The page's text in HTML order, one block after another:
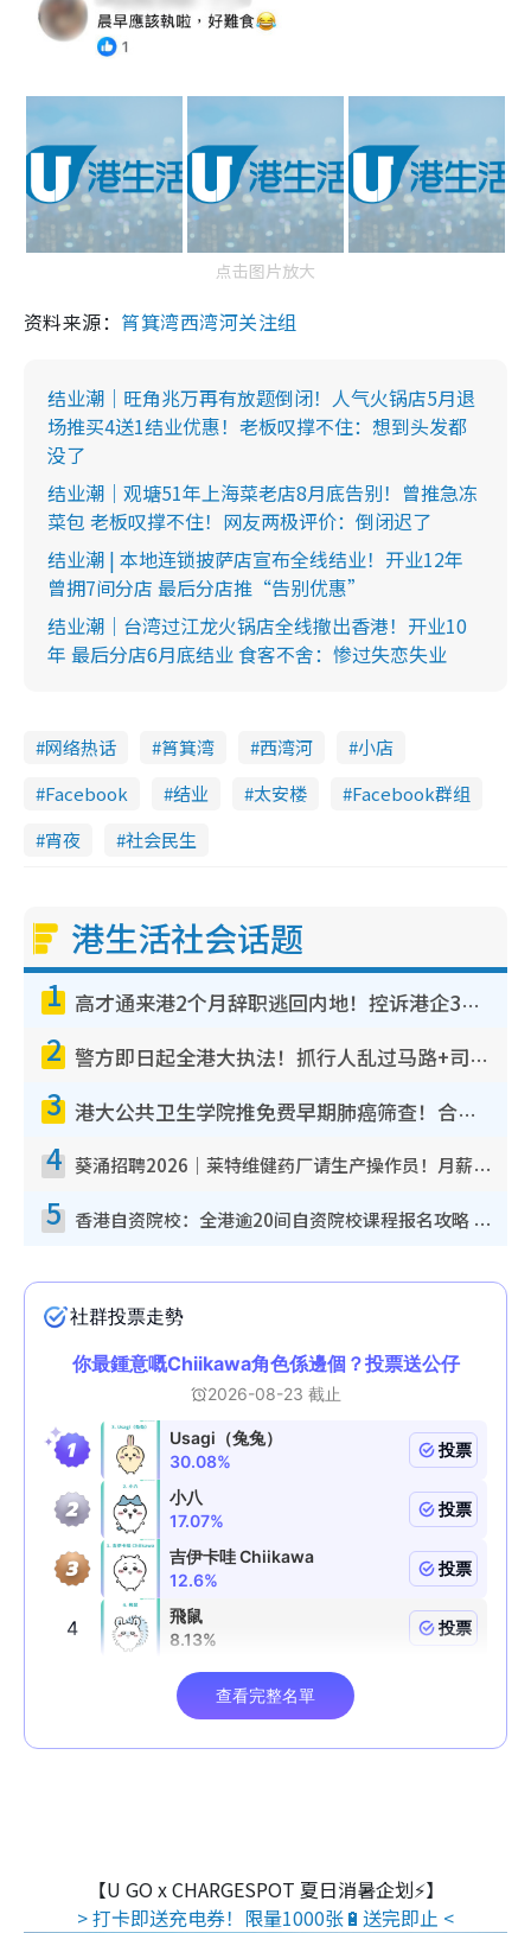
点击图片放大
资料来源： 筲箕湾西湾河关注组
结业潮｜旺角兆万再有放题倒闭！人气火锅店5月退
场推买4送1结业优惠！老板叹撑不住：想到头发都
没了
结业潮｜观塘51年上海菜老店8月底告别！曾推急冻
菜包 老板叹撑不住！网友两极评价：倒闭迟了
结业潮 | 本地连锁披萨店宣布全线结业！开业12年
曾拥7间分店 最后分店推“告别优惠”
结业潮｜台湾过江龙火锅店全线撤出香港！开业10
年 最后分店6月底结业 食客不舍：惨过失恋失业
网络热话 筲箕湾 西湾河
小店
Facebook
结业 太安楼
Facebook群组
宵夜
社会民生
港生活社会话题
1 高才通来港2个月辞职逃回内地！控诉港企3宗罪，叹微管理极窒息
2 警方即日起全港大执法！抓行人乱过马路+司机不专注驾驶！乱过马路罚$2000
3 港大公共卫生学院推免费早期肺癌筛查！合资格人士将获全额资助定期血液化验/电脑断层扫描/风险评估
4 葵涌招聘2026｜莱特维健药厂请生产操作员！月薪高达$1.7万 冷气厂房/五天工作/保障双粮
5 香港自资院校：全港逾20间自资院校课程报名攻略 留位费可退/申请日期/报名链接
【U GO x CHARGESPOT 夏日消暑企划⚡】
> 打卡即送充电券！限量1000张🔋送完即止 <